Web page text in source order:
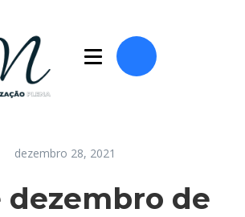
dezembro 28, 2021
dezembro de